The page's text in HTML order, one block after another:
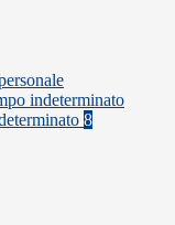
indeterminato
8